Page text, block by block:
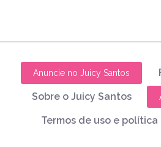
Anuncie no Juicy Santos
Sobre o Juicy Santos
Termos de uso e